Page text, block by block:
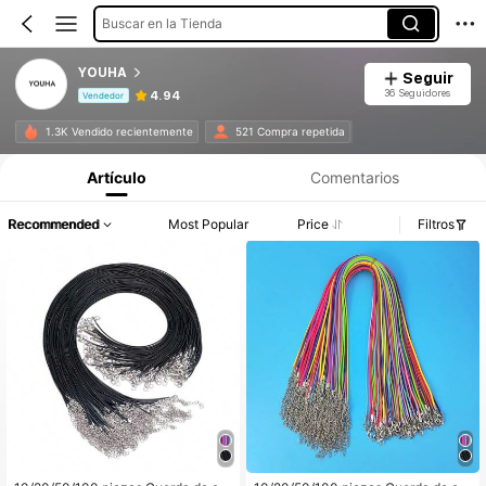
Buscar en la Tienda
YOUHA
Vendedor 4.94
Seguir
36 Seguidores
1.3K Vendido recientemente 521 Compra repetida
Artículo Comentarios
Recommended Most Popular Price Filtros